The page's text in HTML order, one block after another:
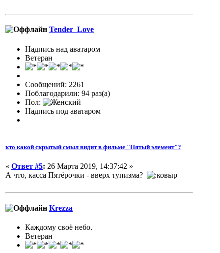
Tender_Love
Надпись над аватаром
Ветеран
Сообщений: 2261
Поблагодарили: 94 раз(а)
Пол:
Надпись под аватаром
кто какой скрытый смыл видит в фильме "Пятый элемент"?
« Ответ #5: 26 Марта 2019, 14:37:42 »
А что, касса Пятёрочки - вверх тупизма?
Krezza
Каждому своё небо.
Ветеран